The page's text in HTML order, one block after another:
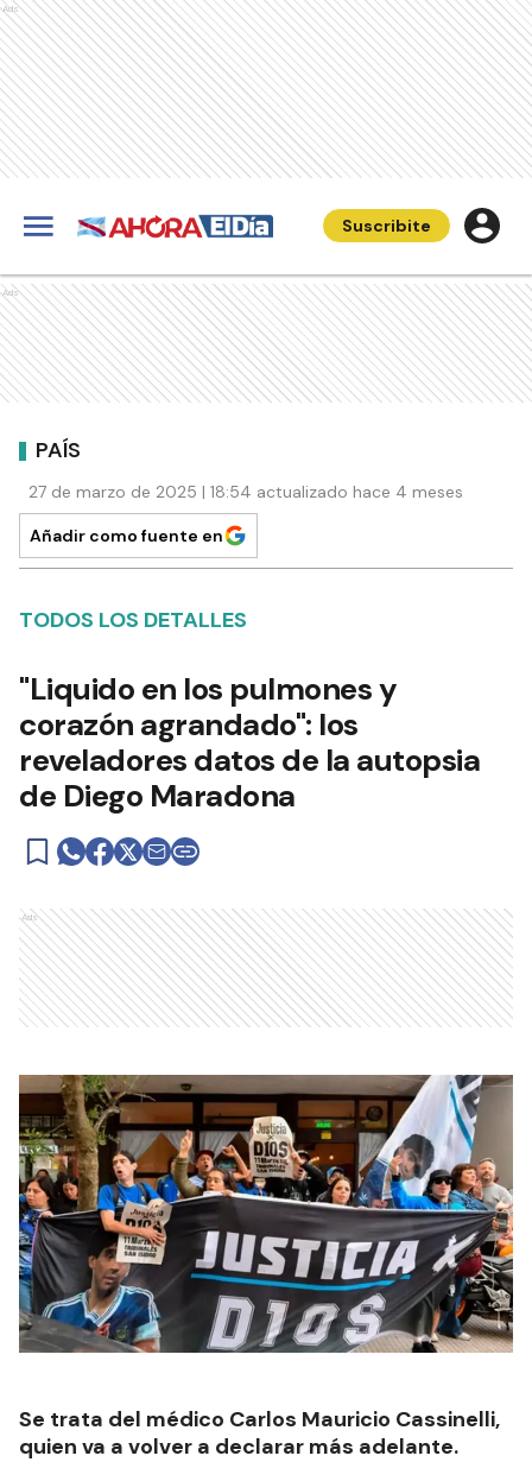
Ads
Suscribite
Ads
PAÍS
27 de marzo de 2025 | 18:54 actualizado hace 4 meses
Añadir como fuente en
TODOS LOS DETALLES
"Liquido en los pulmones y
corazón agrandado": los
reveladores datos de la autopsia
de Diego Maradona
Ads
Se trata del médico Carlos Mauricio Cassinelli,
quien va a volver a declarar más adelante.